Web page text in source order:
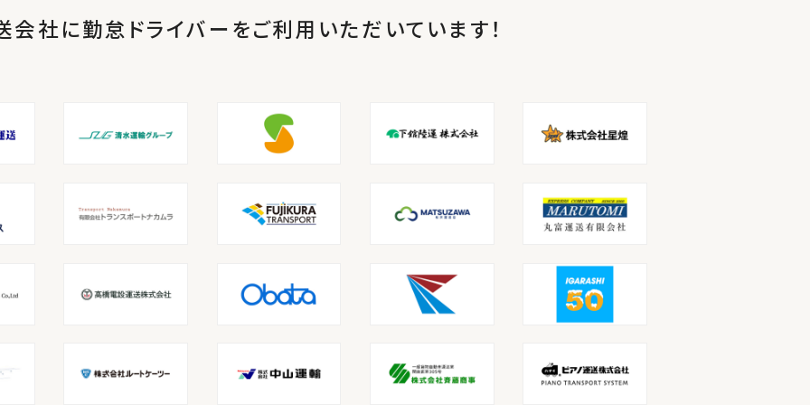
会社に勤怠ドライバーをご利用いただいています！